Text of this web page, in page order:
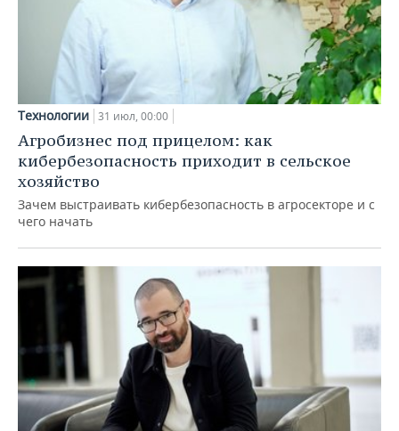
Технологии 31 июл, 00:00
Агробизнес под прицелом: как
кибербезопасность приходит в сельское
хозяйство
Зачем выстраивать кибербезопасность в агросекторе и с
чего начать